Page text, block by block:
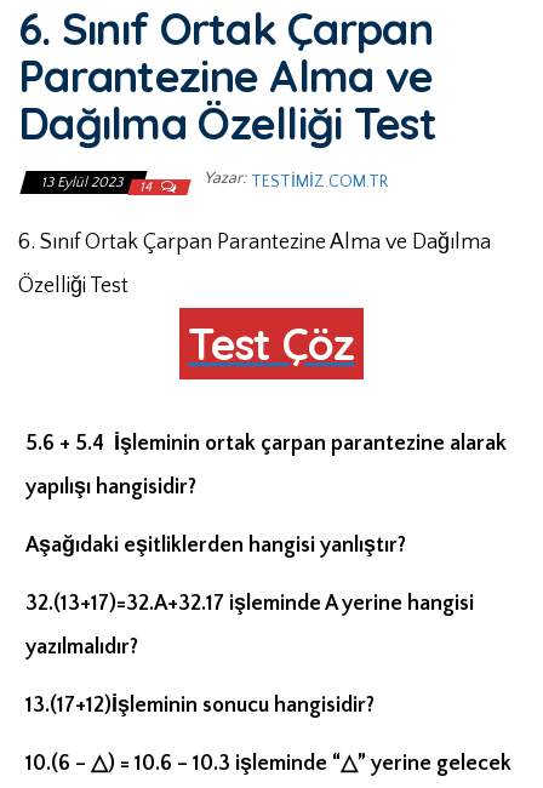
6. Sınıf Ortak Çarpan
Parantezine Alma ve
Dağılma Özelliği Test
13 Eylül 2023 14 Yazar: TESTIMIZ.COM.TR
6. Sınıf Ortak Çarpan Parantezine Alma ve Dağılma
Özelliği Test
Test Çöz
5.6 + 5.4 İşleminin ortak çarpan parantezine alarak
yapılışı hangisidir?
Aşağıdaki eşitliklerden hangisi yanlıştır?
32.(13+17)=32.A+32.17 işleminde A yerine hangisi
yazılmalıdır?
13.(17+12)İşleminin sonucu hangisidir?
10.(6 – △) = 10.6 – 10.3 işleminde “△” yerine gelecek